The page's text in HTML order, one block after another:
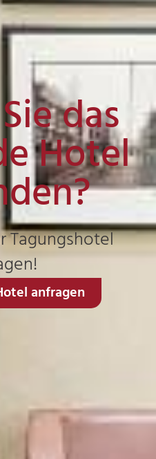
das
Hotel
Tagungshotel
anfragen